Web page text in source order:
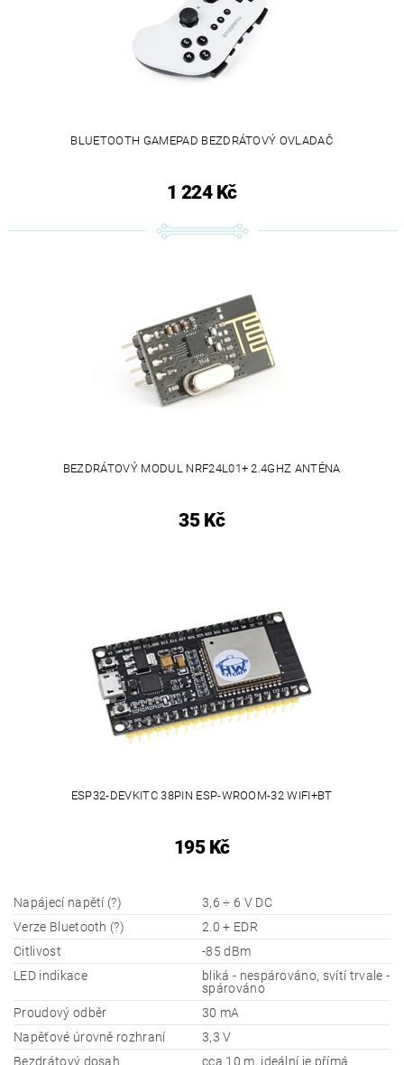
BLUETOOTH GAMEPAD BEZDRÁTOVÝ OVLADAČ
1 224 Kč
BEZDRÁTOVÝ MODUL NRF24L01+ 2.4GHZ ANTÉNA
35 Kč
ESP32-DEVKITC 38PIN ESP-WROOM-32 WIFI+BT
195 Kč
Napájecí napětí (?)
3,6 ÷ 6 V DC
Verze Bluetooth (?)
2.0 + EDR
Citlivost
-85 dBm
LED indikace
bliká - nespárováno, svítí trvale -
spárováno
Proudový odběr
30 mA
Napěťové úrovně rozhraní
3,3 V
Bezdrátový dosah
cca 10 m, ideální je přímá